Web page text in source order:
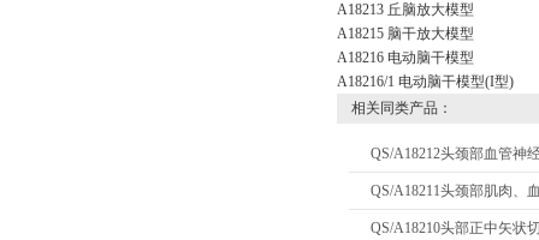
A18213 丘脑放大模型
A18215 脑干放大模型
A18216 电动脑干模型
A18216/1 电动脑干模型(I型)
相关同类产品：
QS/A18212头颈部血管神
QS/A18211头颈部肌肉、
QS/A18210头部正中矢状